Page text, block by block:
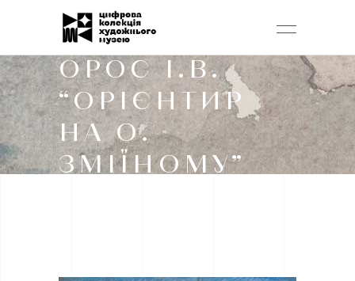
ОРОС І.В.
“ОРІЄНТИР
НА О.
ЗМІЇНОМУ”